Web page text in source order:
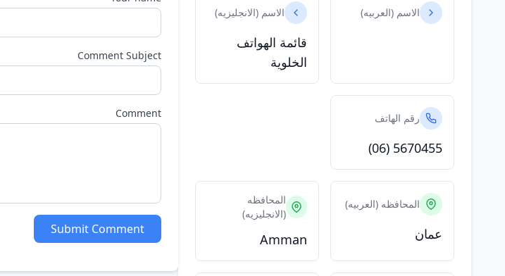
الاسم (العربيه) الاسم (الانجليزيه)
قائمة الهواتف
الخلوية
رقم الهاتف
(06) 5670455
المحافظه (العربيه)
عمان
المحافظه
(الانجليزيه)
Amman
Comment Subject
Comment
Submit Comment